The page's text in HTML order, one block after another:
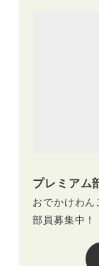
プレミアム
おでかけわ
部員募集中！